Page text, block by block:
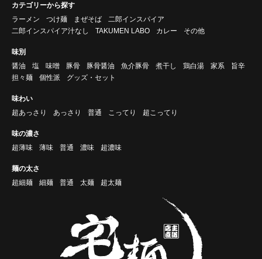
カテゴリーから探す
ラーメン
つけ麺 まぜそば
二郎インスパイア
二郎インスパイア汁なし
TAKUMEN LABO カレー その他
味別
醤油
塩 味噌 豚骨 豚骨醤油 魚介豚骨 煮干し 鶏白湯 家系
旨辛
担々麺
個性派 グッズ・セット
味わい
超あっさり
あっさり 普通 こってり 超こってり
味の濃さ
超薄味
薄味 普通 濃味 超濃味
麺の太さ
超細麺
細麺 普通 太麺 超太麺